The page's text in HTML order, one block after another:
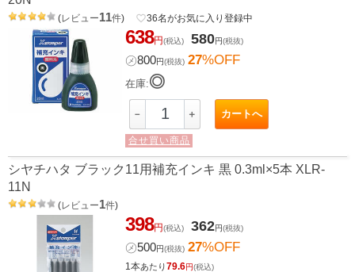
(レビュー11件) favorite_border36名がお気に入り登録中
638円(税込) 580円(税抜)
㋱800円(税抜) 27%OFF
在庫:◎
－ ＋ カートへ
合せ買い商品
シヤチハタ ブラック11用補充インキ 黒 0.3ml×5本 XLR-
11N
(レビュー1件)
398円(税込) 362円(税抜)
㋱500円(税抜) 27%OFF
1本あたり79.6円(税込)